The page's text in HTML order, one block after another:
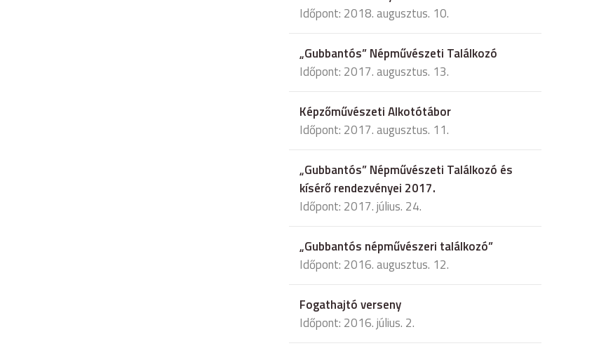
Időpont: 2018. augusztus. 10.
„Gubbantós” Népművészeti Találkozó
Időpont: 2017. augusztus. 13.
Képzőművészeti Alkotótábor
Időpont: 2017. augusztus. 11.
„Gubbantós” Népművészeti Találkozó és
kísérő rendezvényei 2017.
Időpont: 2017. július. 24.
„Gubbantós népművészeri találkozó”
Időpont: 2016. augusztus. 12.
Fogathajtó verseny
Időpont: 2016. július. 2.